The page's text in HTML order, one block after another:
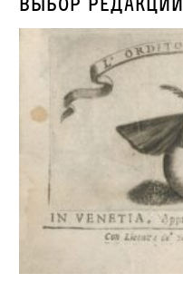
Выбор редакции